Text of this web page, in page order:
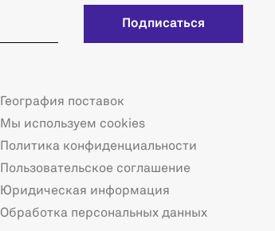
Подписаться
География поставок
Мы используем cookies
Политика конфиденциальности
Пользовательское соглашение
Юридическая информация
Обработка персональных данных